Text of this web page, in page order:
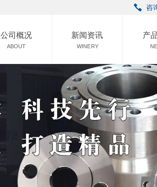
咨
公司概况
ABOUT
新闻资讯
WINERY
产